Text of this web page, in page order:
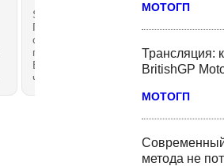
МОТОГП
Трансляция:
BritishGP
МОТОГП
Современный
метода не
Silverstone Circuit прекрасен!
Первая битва второй половины
сезона MotoGP 2026 года —
преквалификация Гран-При
Британии #BritishGP, 12 этапа
чемпионата мира должна
расставить по местам все
ожидания: Ducati или Aprilia?
Решающие 15 минут зачетной